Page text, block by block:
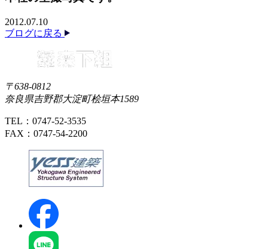
2012.07.10
ブログに戻る
〒638-0812
奈良県吉野郡大淀町桧垣本1589
TEL：0747-52-3535
FAX：0747-54-2200